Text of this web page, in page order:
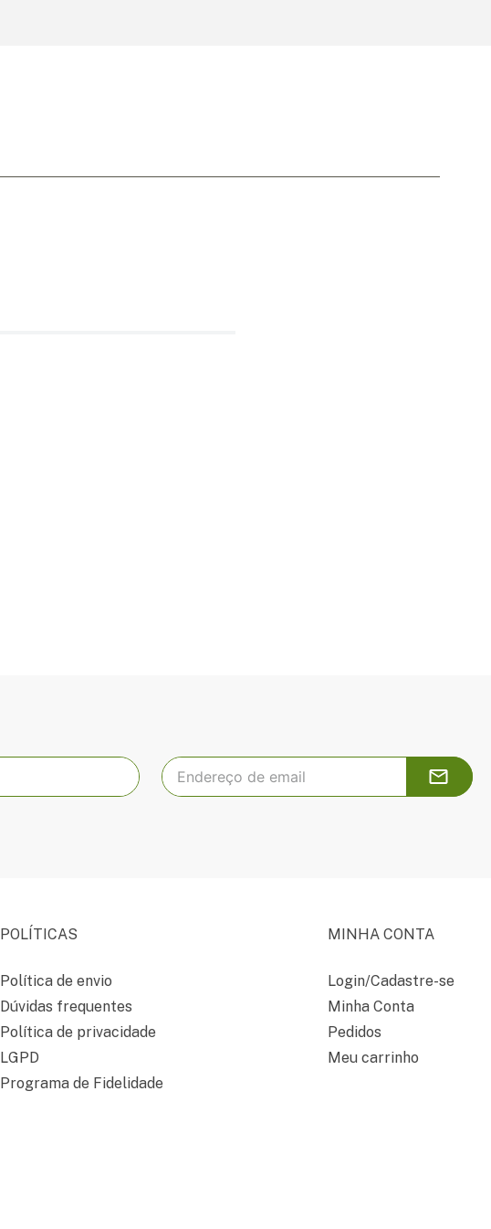
POLÍTICAS
Política de envio
Dúvidas frequentes
Política de privacidade
LGPD
Programa de Fidelidade
MINHA CONTA
Login/Cadastre-se
Minha Conta
Pedidos
Meu carrinho